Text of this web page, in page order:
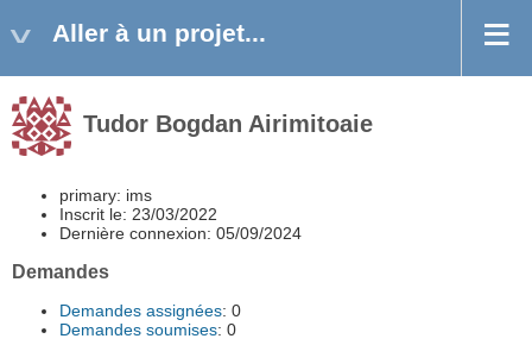
Aller à un projet...
Tudor Bogdan Airimitoaie
primary: ims
Inscrit le: 23/03/2022
Dernière connexion: 05/09/2024
Demandes
Demandes assignées: 0
Demandes soumises: 0